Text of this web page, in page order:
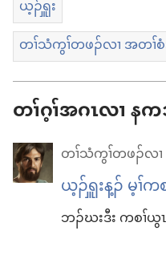
ယ့ၣ်ၡူး
တၢ်သံကွၢ်တဖၣ်လၢ အတၢ်
တၢ်ဂ့ၢ်အဂၤလၢ န
တၢ်သံကွၢ်တဖၣ်လၢ
ယ့ၣ်ၡူးန့ၣ် မ့ၢ်
ဘၣ်ဃးဒီး ကစၢ်